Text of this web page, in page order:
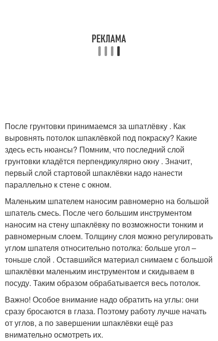
После грунтовки принимаемся за шпатлёвку . Как
выровнять потолок шпаклёвкой под покраску? Какие
здесь есть нюансы? Помним, что последний слой
грунтовки кладётся перпендикулярно окну . Значит,
первый слой стартовой шпаклёвки надо нанести
параллельно к стене с окном.
Маленьким шпателем наносим равномерно на большой
шпатель смесь. После чего большим инструментом
наносим на стену шпаклёвку по возможности тонким и
равномерным слоем. Толщину слоя можно регулировать
углом шпателя относительно потолка: больше угол –
тоньше слой . Оставшийся материал снимаем с большой
шпаклёвки маленьким инструментом и скидываем в
посуду. Таким образом обрабатывается весь потолок.
Важно! Особое внимание надо обратить на углы: они
сразу бросаются в глаза. Поэтому работу лучше начать
от углов, а по завершении шпаклёвки ещё раз
внимательно осмотреть их.